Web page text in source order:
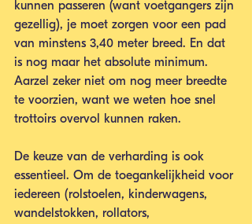
kunnen passeren (want voetgangers zijn
gezellig), je moet zorgen voor een pad
van minstens 3,40 meter breed. En dat
is nog maar het absolute minimum.
Aarzel zeker niet om nog meer breedte
te voorzien, want we weten hoe snel
trottoirs overvol kunnen raken.
De keuze van de verharding is ook
essentieel. Om de toegankelijkheid voor
iedereen (rolstoelen, kinderwagens,
wandelstokken, rollators,